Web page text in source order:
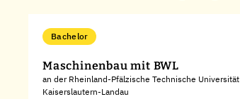
Bachelor
Maschinenbau mit BWL
an der Rheinland-Pfälzische Technische Universität
Kaiserslautern-Landau